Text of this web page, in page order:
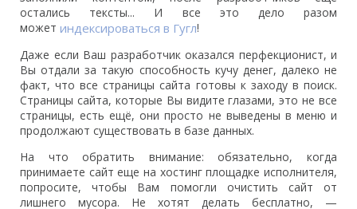
остались тексты... И все это дело разом
может индексироваться в Гугл!
Даже если Ваш разработчик оказался перфекционист, и
Вы отдали за такую способность кучу денег, далеко не
факт, что все страницы сайта готовы к заходу в поиск.
Страницы сайта, которые Вы видите глазами, это не все
страницы, есть ещё, они просто не выведены в меню и
продолжают существовать в базе данных.
На что обратить внимание: обязательно, когда
принимаете сайт еще на хостинг площадке исполнителя,
попросите, чтобы Вам помогли очистить сайт от
лишнего мусора. Не хотят делать бесплатно, —